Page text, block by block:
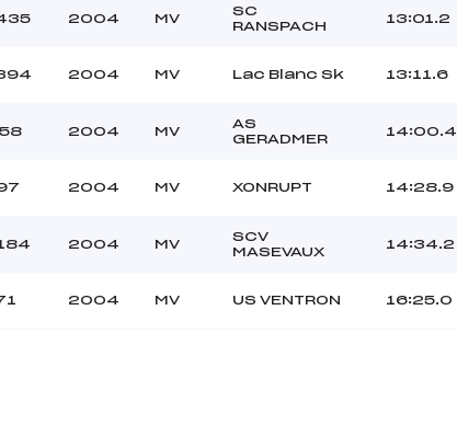
2004 MV
SC
RANSPACH
13:01.2
2004 MV Lac Blanc Sk 13:11.6
2004 MV
AS
GERADMER
14:00.4
2004 MV XONRUPT 14:28.9
2004 MV
SCV
MASEVAUX
14:34.2
2004 MV US VENTRON 16:25.0